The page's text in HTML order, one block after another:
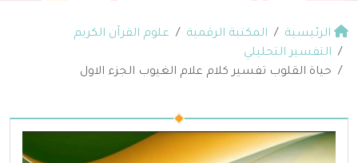
الرئيسية المكتبة الرقمية
علوم القرآن الكريم
التفسير التحليلي
حياة القلوب تفسير كلام علام الغيوب الجزء الاول